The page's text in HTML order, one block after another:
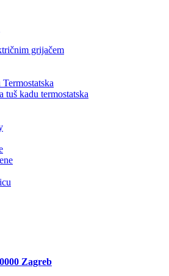
grijačem
tuš kadu termostatska
Zagreb